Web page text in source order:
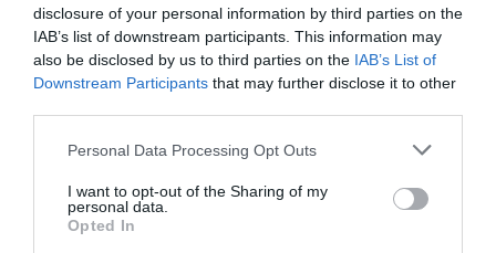
disclosure of your personal information by third parties on the
IAB’s list of downstream participants. This information may
also be disclosed by us to third parties on the IAB’s List of
Downstream Participants that may further disclose it to other
Personal Data Processing Opt Outs
I want to opt-out of the Sharing of my
personal data.
Opted In
«Η Μηλιά» μεταξύ άλλων δεν παύει να είναι εκτός από
ένας ηχηρός ύμνος στον έρωτα και τα παραλειπόμενα
του και ένα αφιέρωμα, μία ιερή απόδειξη πως οι μύθοι
είναι ζωντανοί μέσα από την αρχαία ελληνική τραγωδία
την κέλτικη παράδοση και τον Σαίξπηρ. Ο μελετητής
Γκαλσγουόρθυ αναδεικνύει στο βρετανικό και
κόσμου με τον άλλο κόσμο τον μακάριο, τον αιώνιο,
παρακολουθεί ευλαβικά και ντύνει την νουβέλα αυτή